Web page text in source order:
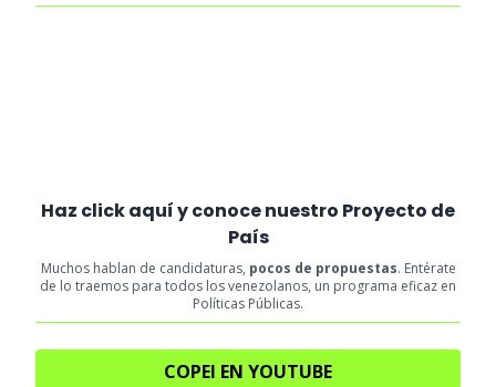
Haz click aquí y conoce nuestro Proyecto de
País
Muchos hablan de candidaturas, pocos de propuestas. Entérate
de lo traemos para todos los venezolanos, un programa eficaz en
Políticas Públicas.
COPEI EN YOUTUBE